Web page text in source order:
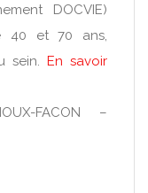
DOCVIE)
40 et 70 ans,
sein. En savoir
FACON –